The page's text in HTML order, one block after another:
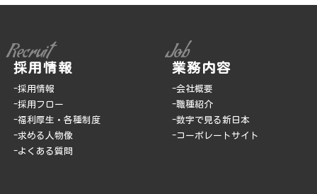
Recruit
採用情報
採用情報
採用フロー
福利厚生・各種制度
求める人物像
よくある質問
Job
業務内容
会社概要
職種紹介
数字で見る新日本
コーポレートサイト